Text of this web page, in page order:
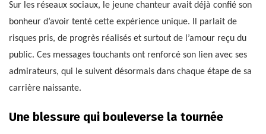
Sur les réseaux sociaux, le jeune chanteur avait déjà confié son
bonheur d’avoir tenté cette expérience unique. Il parlait de
risques pris, de progrès réalisés et surtout de l’amour reçu du
public. Ces messages touchants ont renforcé son lien avec ses
admirateurs, qui le suivent désormais dans chaque étape de sa
carrière naissante.
Une blessure qui bouleverse la tournée